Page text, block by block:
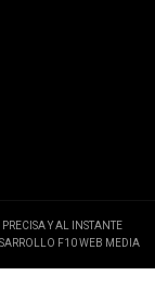
Y AL INSTANTE
F10 WEB MEDIA